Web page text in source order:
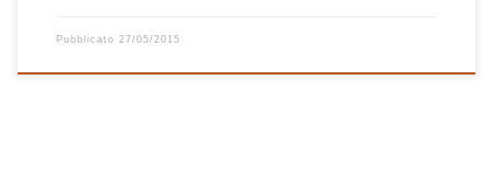
Pubblicato 27/05/2015